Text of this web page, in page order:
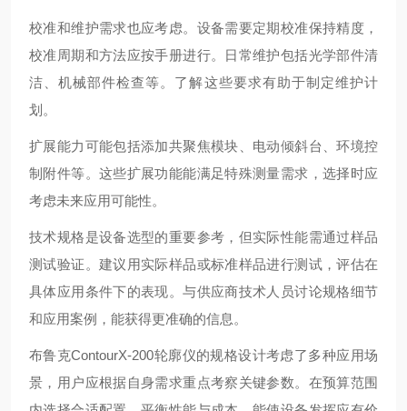
校准和维护需求也应考虑。设备需要定期校准保持精度，
校准周期和方法应按手册进行。日常维护包括光学部件清
洁、机械部件检查等。了解这些要求有助于制定维护计
划。
扩展能力可能包括添加共聚焦模块、电动倾斜台、环境控
制附件等。这些扩展功能能满足特殊测量需求，选择时应
考虑未来应用可能性。
技术规格是设备选型的重要参考，但实际性能需通过样品
测试验证。建议用实际样品或标准样品进行测试，评估在
具体应用条件下的表现。与供应商技术人员讨论规格细节
和应用案例，能获得更准确的信息。
布鲁克ContourX-200轮廓仪的规格设计考虑了多种应用场
景，用户应根据自身需求重点考察关键参数。在预算范围